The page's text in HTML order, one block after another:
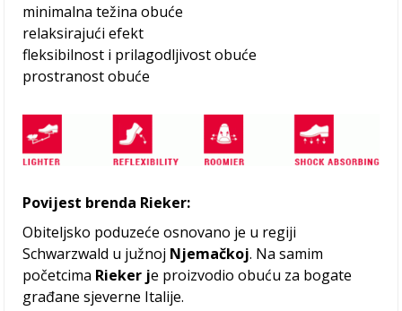
minimalna težina obuće
relaksirajući efekt
fleksibilnost i prilagodljivost obuće
prostranost obuće
Povijest brenda Rieker:
Obiteljsko poduzeće osnovano je u regiji
Schwarzwald u južnoj Njemačkoj. Na samim
početcima Rieker je proizvodio obuću za bogate
građane sjeverne Italije.